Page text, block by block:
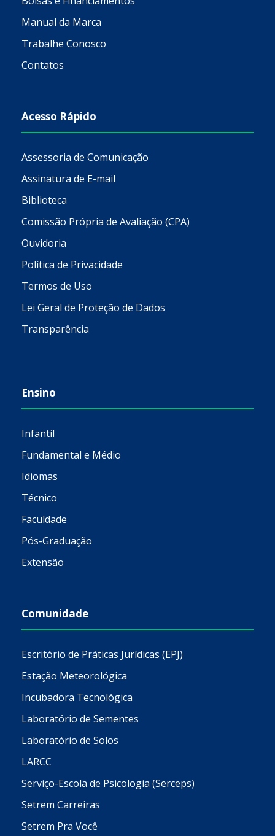
Manual da Marca
Trabalhe Conosco
Contatos
Acesso Rápido
Assessoria de Comunicação
Assinatura de E-mail
Biblioteca
Comissão Própria de Avaliação (CPA)
Ouvidoria
Política de Privacidade
Termos de Uso
Lei Geral de Proteção de Dados
Transparência
Ensino
Infantil
Fundamental e Médio
Idiomas
Técnico
Faculdade
Pós-Graduação
Extensão
Comunidade
Escritório de Práticas Jurídicas (EPJ)
Estação Meteorológica
Incubadora Tecnológica
Laboratório de Sementes
Laboratório de Solos
LARCC
Serviço-Escola de Psicologia (Serceps)
Setrem Carreiras
Setrem Pra Você